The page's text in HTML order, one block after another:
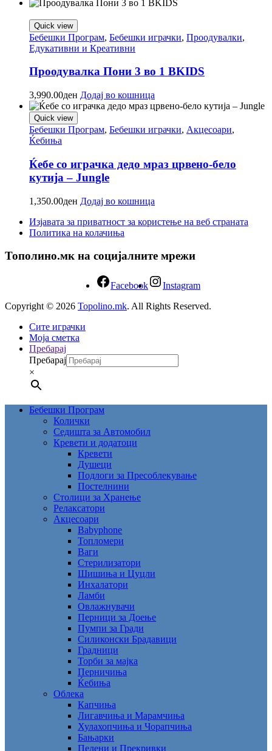
Quick view
Бебешки Програм, Бебешки играчки, Проодувалки,
Едукативни и Креативни
Проодувалка Пони 3 во 1 BKIDS
3,990.00ден Додај во кошница
Quick view
Бебешки Програм, Бебешки играчки, Акцесоари,
Ќебиња
Ќебе со играчка дедо мраз црвено-бело
кутија – Jungle
1,350.00ден Додај во кошница
Изјавата за приватност за користење на веб страната
Политика на колачиња
Тополино.мк на социјалните мрежи
Facebook
Instagram
Copyright © 2026 Topolino.mk. All Rights Reserved.
Сите играчки
Моја сметка
Пребарај
Пребарај
×
Бебешки Програм
Колички
Седишта за Автомобил
Кревети и додатоци
Кревети
Душеци
Подлоги за Пресоблекување
Постелнини
Столици за Хранење
Релаксатори
Акцесоари
Babyphone
Топломери
Ваги
Стерилизатори
Шишиња и Цуцли
Инхалатори
Ламби
Овлажнувачи
Перници за Доење
Пумпи за Гради
Силиконски Брадавици
Градници
Торби за мајка
Перничиња
Ќебиња
Облека
Капчиња
Лигавчиња и Марамчиња
Хулахопчиња и Чорапчиња
Бањарки
Пелени и Прекривки